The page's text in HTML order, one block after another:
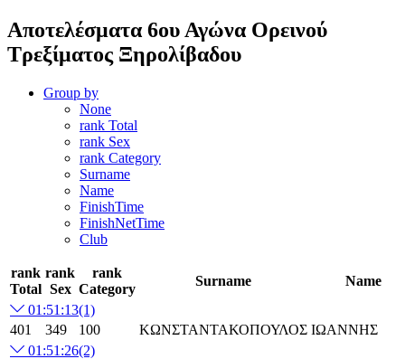
Αποτελέσματα 6ου Αγώνα Ορεινού
Τρεξίματος Ξηρολίβαδου
Group by
None
rank Total
rank Sex
rank Category
Surname
Name
FinishTime
FinishNetTime
Club
rank
Total
rank
Sex
rank
Category
Surname
Name
01:51:13(1)
401
349 100 ΚΩΝΣΤΑΝΤΑΚΟΠΟΥΛΟΣ ΙΩΑΝΝΗΣ
01:51:26(2)